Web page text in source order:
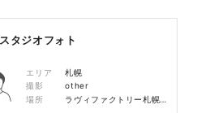
タジオフォト
エリア
札幌
撮影
other
場所
ラヴィファクトリー札幌メゾンスタジオ